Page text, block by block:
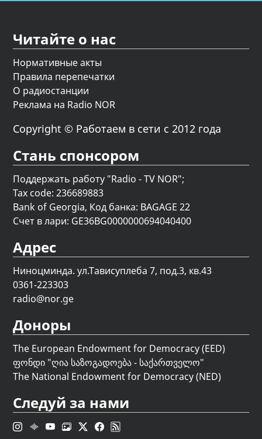
Читайте о нас
Нормативные акты
Правила перепечатки
О радиостанции
Реклама на Radio NOR
Copyright © Работаем в сети с 2012 года
Стань спонсором
Поддержать работу "Radio - TV NOR";
Tax code: 236689883
Bank of Georgia, Код банка: BAGAGE 22
Счет в лари: GE36BG0000000694040400
Адрес
Ниноцминда. ул.Тависуплеба 7, под.3, кв.43
0361-223303
radio@nor.ge
Доноры
The European Endowment for Democracy (EED)
ფონდი "ღია საზოგადოება - საქართველო"
The National Endowment for Democracy (NED)
Следуй за нами